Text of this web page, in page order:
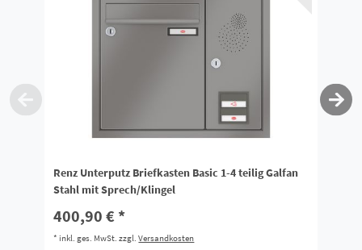
Renz Unterputz Briefkasten Basic 1-4 teilig Galfan
Stahl mit Sprech/Klingel
400,90 € *
*inkl. ges. MwSt. zzgl.Versandkosten